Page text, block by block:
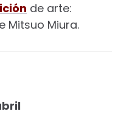
de arte:
Mitsuo Miura.